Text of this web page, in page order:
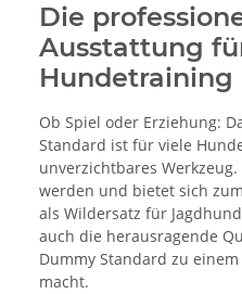
Die
Ausstattung
Hundetraining
Ob Spiel oder Erziehung:
Standard ist für viele
unverzichtbares
werden und bietet sich
als Wildersatz für
auch die herausragende
Dummy Standard zu
macht.